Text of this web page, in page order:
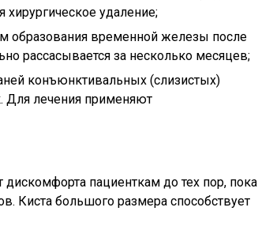
хирургическое удаление;
образования временной железы после
рассасывается за несколько месяцев;
конъюнктивальных (слизистых)
Для лечения применяют
пациенткам до тех пор, пока
Киста большого размера способствует